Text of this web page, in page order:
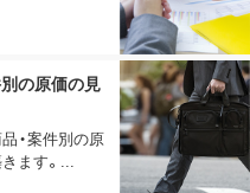
の原価の見
・案件別の原
ます。...